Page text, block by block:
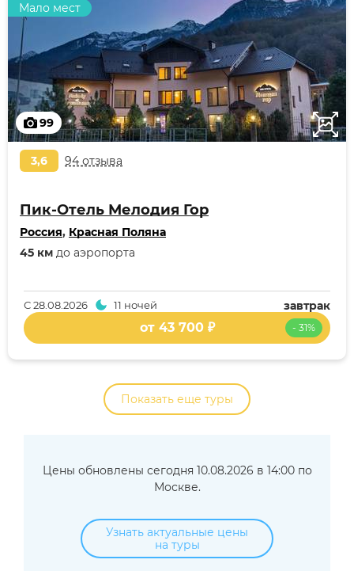
99
Мало мест
3,6 94 отзыва
Пик-Отель Мелодия Гор
Россия, Красная Поляна
45 км до аэропорта
завтрак
С28.08.2026 11 ночей
- 31%
от 43 700 ₽
Показать еще туры
Цены обновлены сегодня 10.08.2026 в 14:00 по
Москве.
Узнать актуальные цены
на туры